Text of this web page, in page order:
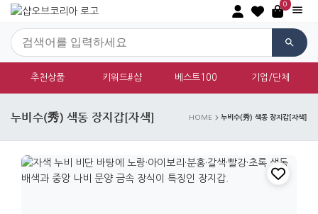
0
추천상품 키워드#샵 베스트100 기업/단체
누비수(秀) 색동 장지갑[자색] HOME 누비수(秀) 색동 장지갑[자색]